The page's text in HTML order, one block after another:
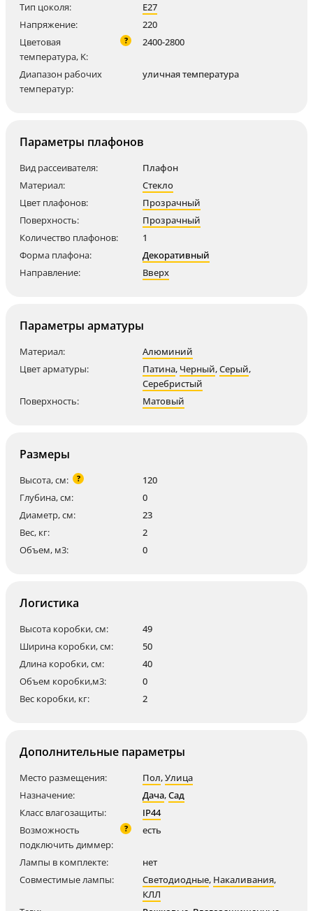
Тип цоколя:
E27
Напряжение:
220
Цветовая
температура, K:
? 2400-2800
Диапазон рабочих
температур:
уличная температура
Параметры плафонов
Вид рассеивателя:
Плафон
Материал:
Стекло
Цвет плафонов:
Прозрачный
Поверхность:
Прозрачный
Количество плафонов:
1
Форма плафона:
Декоративный
Направление:
Вверх
Параметры арматуры
Материал:
Алюминий
Цвет арматуры:
Патина, Черный,Серый,
Серебристый
Поверхность:
Матовый
Размеры
Высота, см: ?
120
Глубина, см:
0
Диаметр, см:
23
Вес, кг:
2
Объем, м3:
0
Логистика
Высота коробки, см:
49
Ширина коробки, см:
50
Длина коробки, см:
40
Объем коробки,м3:
0
Вес коробки, кг:
2
Дополнительные параметры
Место размещения: Пол,Улица
Назначение:
Дача,Сад
Класс влагозащиты:
IP44
Возможность
подключить диммер:
? есть
Лампы в комплекте:
нет
Совместимые лампы:
Светодиодные, Накаливания,
КЛЛ